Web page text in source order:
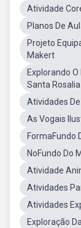
Atividade
Planos De
Projeto
Makert
Explorando
Santa Rosalia
Atividades
As Vogais
FormaFundo
NoFundo Do
Atividade
Atividades
Atividades
Exploração